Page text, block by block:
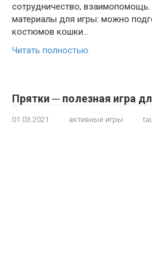
сотрудничество,
материалы для игры: можно
костюмов кошки…
Читать полностью
Прятки ─ полезная игра
01.03.2021 активные игры